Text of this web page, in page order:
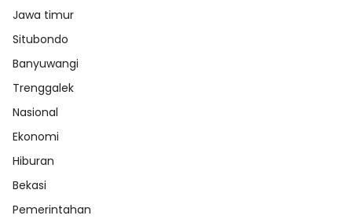
Jawa timur
Situbondo
Banyuwangi
Trenggalek
Nasional
Ekonomi
Hiburan
Bekasi
Pemerintahan